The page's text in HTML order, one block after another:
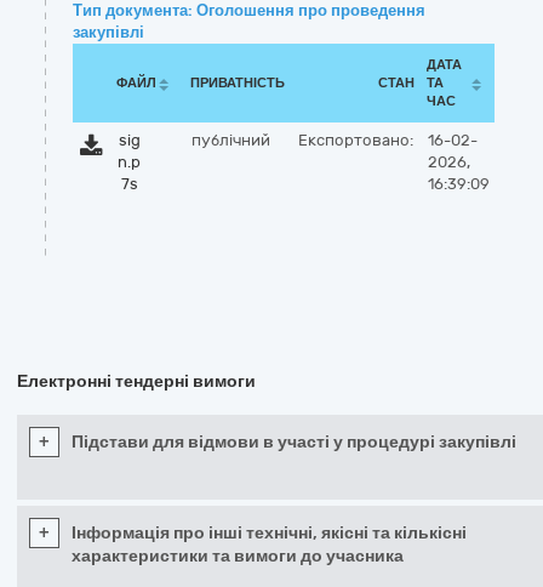
Тип документа: Оголошення про проведення
закупівлі
ФАЙЛ ПРИВАТНІСТЬ СТАН
ДАТА
ТА
ЧАС
sig
n.p
7s
публічний Експортовано:
16-02-
2026,
16:39:09
Електронні тендерні вимоги
+ Підстави для відмови в участі у процедурі закупівлі
+
Інформація про інші технічні, якісні та кількісні
характеристики та вимоги до учасника